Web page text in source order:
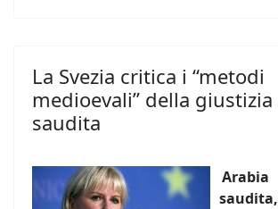
La Svezia critica i “metodi
medioevali” della giustizia
saudita
Arabia
saudita,